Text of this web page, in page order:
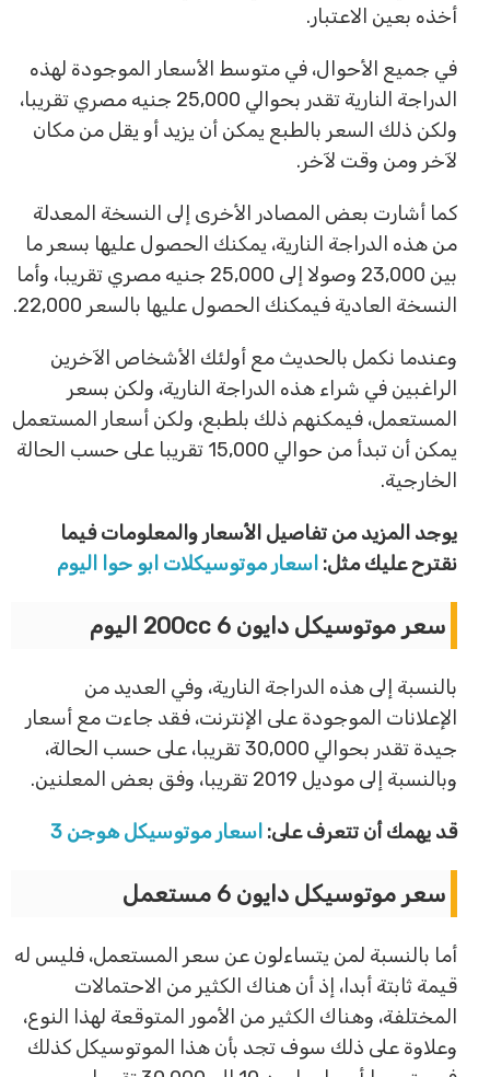
أخذه بعين الاعتبار.
في جميع الأحوال، في متوسط الأسعار الموجودة لهذه
الدراجة النارية تقدر بحوالي 25,000 جنيه مصري تقريبا،
ولكن ذلك السعر بالطبع يمكن أن يزيد أو يقل من مكان
لآخر ومن وقت لآخر.
كما أشارت بعض المصادر الأخرى إلى النسخة المعدلة
من هذه الدراجة النارية، يمكنك الحصول عليها بسعر ما
بين 23,000 وصولا إلى 25,000 جنيه مصري تقريبا، وأما
النسخة العادية فيمكنك الحصول عليها بالسعر 22,000.
وعندما نكمل بالحديث مع أولئك الأشخاص الآخرين
الراغبين في شراء هذه الدراجة النارية، ولكن بسعر
المستعمل، فيمكنهم ذلك بلطبع، ولكن أسعار المستعمل
يمكن أن تبدأ من حوالي 15,000 تقريبا على حسب الحالة
الخارجية.
يوجد المزيد من تفاصيل الأسعار والمعلومات فيما
نقترح عليك مثل:اسعار موتوسيكلات ابو حوا اليوم
سعر موتوسيكل دايون 6 200cc اليوم
بالنسبة إلى هذه الدراجة النارية، وفي العديد من
الإعلانات الموجودة على الإنترنت، فقد جاءت مع أسعار
جيدة تقدر بحوالي 30,000 تقريبا، على حسب الحالة،
وبالنسبة إلى موديل 2019 تقريبا، وفق بعض المعلنين.
قد يهمك أن تتعرف على:اسعار موتوسيكل هوجن 3
سعر موتوسيكل دايون 6 مستعمل
أما بالنسبة لمن يتساءلون عن سعر المستعمل، فليس له
قيمة ثابتة أبدا، إذ أن هناك الكثير من الاحتمالات
المختلفة، وهناك الكثير من الأمور المتوقعة لهذا النوع،
وعلاوة على ذلك سوف تجد بأن هذا الموتوسيكل كذلك